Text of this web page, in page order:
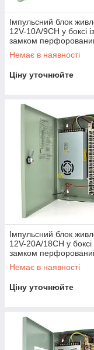
Імпульсний блок
12V-10A/9CH у боксі із
замком
канальний, Q20
Немає в наявності
Ціну уточнюйте
Імпульсний блок
12V-20A/18CH у боксі
замком
канальний
Немає в наявності
Ціну уточнюйте